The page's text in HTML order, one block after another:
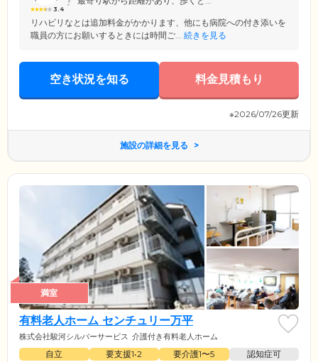
3.4
リハビリなとは追加料金がかかります、他にも病院への付き添いを
職員の方にお願いするときには時間ご... 続きを見る
空き状況を知る 料金見積もり
※2026/07/26更新
施設の詳細を見る
満室
有料老人ホーム センチュリー万平
株式会社駿河シルバーサービス 介護付き有料老人ホーム
自立 要支援1•2 要介護1〜5
認知症可